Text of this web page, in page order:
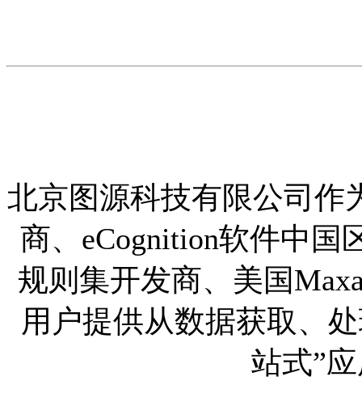
北京图源科技有限公司作
商、eCognition软件中国
规则集开发商、美国
用户提供从数据获取、
站式”